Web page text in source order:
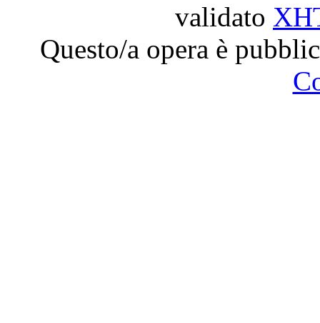
validato
Questo/a opera è